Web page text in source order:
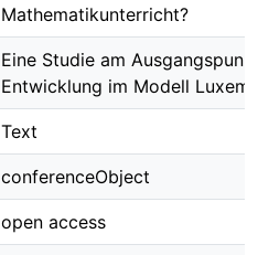
Mathematikunterricht?
Eine Studie am
Entwicklung im Modell
Text
conferenceObject
open access